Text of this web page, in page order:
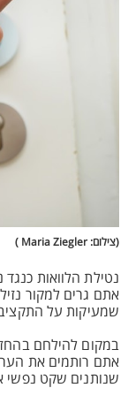
(צילום: Maria Ziegler )
נטילת הלוואות
אתם גרים למקור
שמעיקות על
במקום להילחם
אתם רותמים את
שנותנים שקט נפשי